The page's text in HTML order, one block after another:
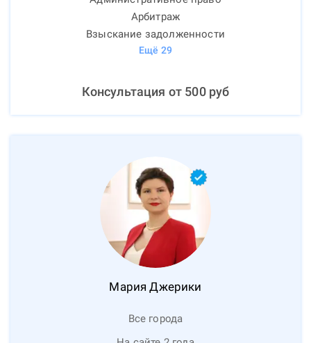
Арбитраж
Взыскание задолженности
Ещё 29
Консультация от 500руб
Мария Джерики
Все города